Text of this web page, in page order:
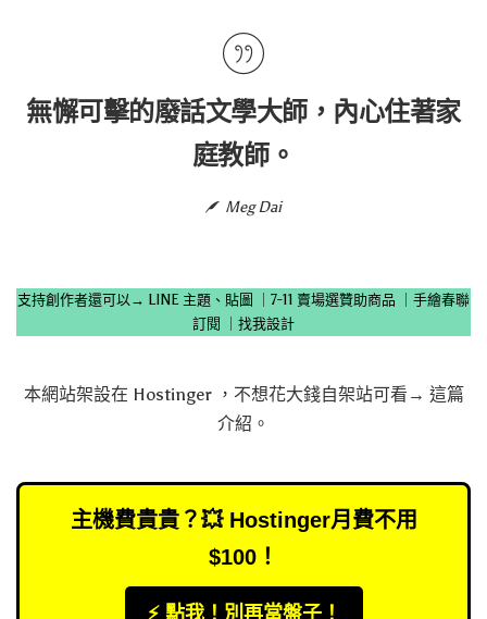
無懈可擊的廢話文學大師，內心住著家
庭教師。
Meg Dai
支持創作者還可以→ LINE 主題、貼圖 7-11 賣場選贊助商品
手繪春聯
訂閱
找我設計
本網站架設在 Hostinger，不想花大錢自架站可看→ 這篇
介紹 。
主機費貴貴？💥 Hostinger月費不用
$100！
⚡️ 點我！別再當盤子！